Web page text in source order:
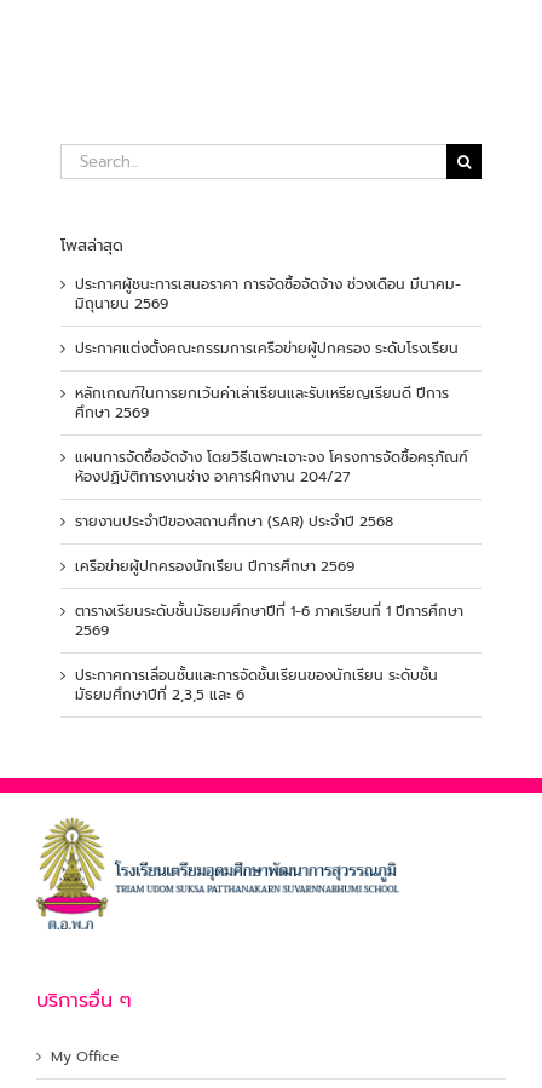
Search
for:
โพสล่าสุด
ประกาศผู้ชนะการเสนอราคา การจัดซื้อจัดจ้าง ช่วงเดือน มีนาคม-
มิถุนายน 2569
ประกาศแต่งตั้งคณะกรรมการเครือข่ายผู้ปกครอง ระดับโรงเรียน
หลักเกณฑ์ในการยกเว้นค่าเล่าเรียนและรับเหรียญเรียนดี ปีการ
ศึกษา 2569
แผนการจัดซื้อจัดจ้าง โดยวิธีเฉพาะเจาะจง โครงการจัดซื้อครุภัณฑ์
ห้องปฏิบัติการงานช่าง อาคารฝึกงาน 204/27
รายงานประจำปีของสถานศึกษา (SAR) ประจำปี 2568
เครือข่ายผู้ปกครองนักเรียน ปีการศึกษา 2569
ตารางเรียนระดับชั้นมัธยมศึกษาปีที่ 1-6 ภาคเรียนที่ 1 ปีการศึกษา
2569
ประกาศการเลื่อนชั้นและการจัดชั้นเรียนของนักเรียน ระดับชั้น
มัธยมศึกษาปีที่ 2,3,5 และ 6
บริการอื่น ๆ
My Office